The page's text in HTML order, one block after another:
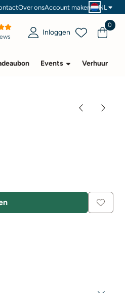
Over onsAccount maken NL
Inloggen
0
Events Verhuur